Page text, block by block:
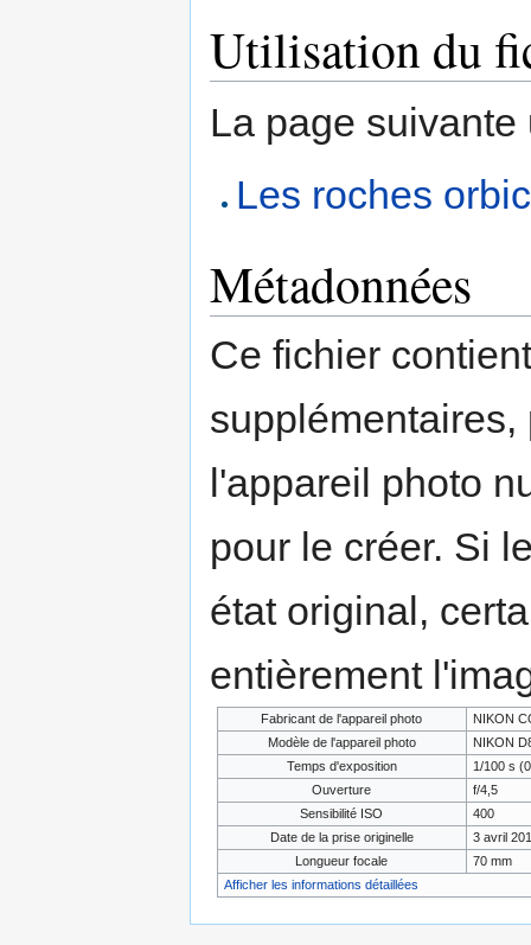
Utilisation du
La page
Les roches
Métadonnées
Ce fichier
l'appareil photo
pour le créer. Si
état original,
entièrement
Fabricant de l'appareil photo
NIKON
Modèle de l'appareil photo
NIKON
Temps d'exposition
1/100 s
Ouverture
f/4,5
Sensibilité ISO
400
Date de la prise originelle
3 avril
Longueur focale
70 mm
Afficher les informations détaillées